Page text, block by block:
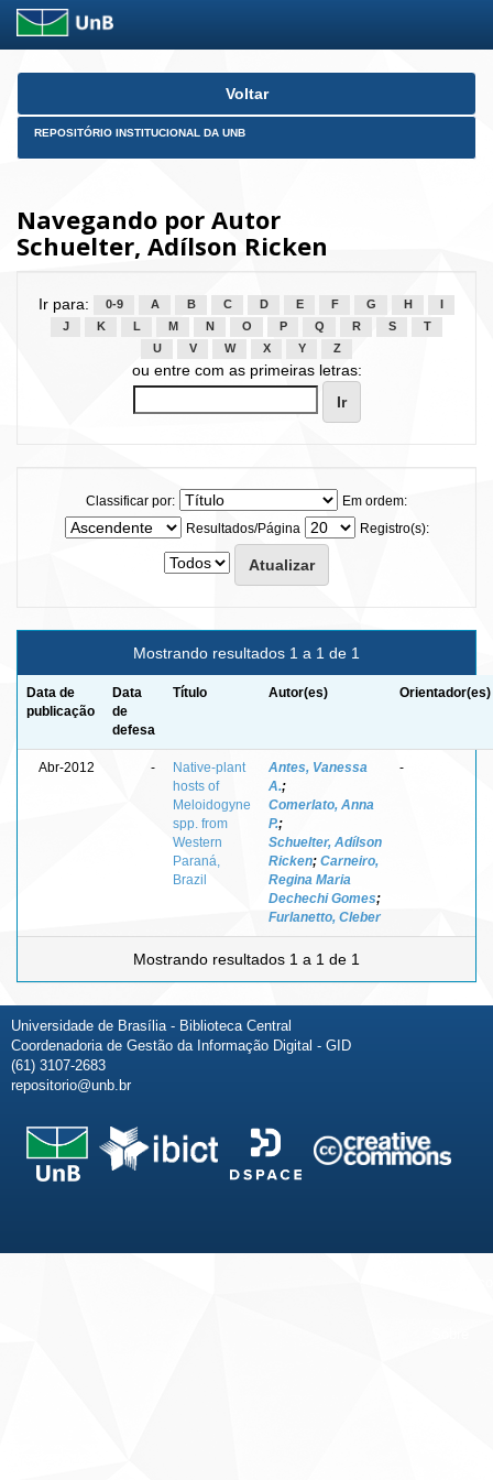
Skip
Voltar
REPOSITÓRIO INSTITUCIONAL DA UNB
Navegando por Autor
Schuelter, Adílson Ricken
Ir para: 0-9 A B C D E F G H
J
K L M N O P Q R S
T
U
V W X Y Z
ou entre com as primeiras letras:
Classificar por:
Em ordem:
Resultados/Página
Registro(s):
Mostrando resultados 1 a 1 de 1
Data de
publicação
Data
de
defesa
Título Autor(es) Orientador(es)
Abr-2012 -
Native-plant
hosts of
Meloidogyne
spp. from
Western
Paraná,
Brazil
Antes, Vanessa
A.;
Comerlato, Anna
P.;
Schuelter, Adílson
Ricken; Carneiro,
Regina Maria
Dechechi Gomes;
Furlanetto, Cleber
-
Mostrando resultados 1 a 1 de 1
Universidade de Brasília - Biblioteca Central
Coordenadoria de Gestão da Informação Digital - GID
(61) 3107-2683
repositorio@unb.br